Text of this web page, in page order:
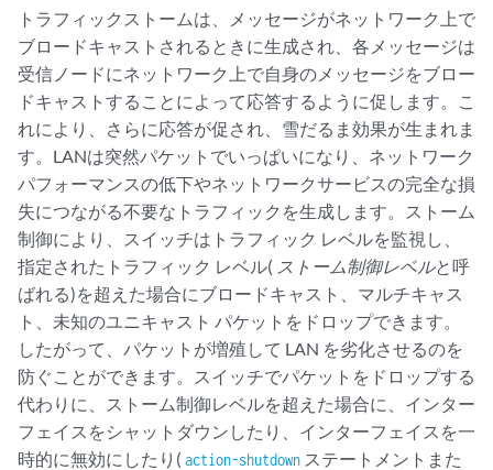
トラフィックストームは、メッセージがネットワーク上で
ブロードキャストされるときに生成され、各メッセージは
受信ノードにネットワーク上で自身のメッセージをブロー
ドキャストすることによって応答するように促します。こ
れにより、さらに応答が促され、雪だるま効果が生まれま
す。LANは突然パケットでいっぱいになり、ネットワーク
パフォーマンスの低下やネットワークサービスの完全な損
失につながる不要なトラフィックを生成します。ストーム
制御により、スイッチはトラフィック レベルを監視し、
指定されたトラフィック レベル( ストーム制御レベルと呼
ばれる)を超えた場合にブロードキャスト、マルチキャス
ト、未知のユニキャスト パケットをドロップできます。
したがって、パケットが増殖して LAN を劣化させるのを
防ぐことができます。スイッチでパケットをドロップする
代わりに、ストーム制御レベルを超えた場合に、インター
フェイスをシャットダウンしたり、インターフェイスを一
時的に無効にしたり( action-shutdown ステートメントまた